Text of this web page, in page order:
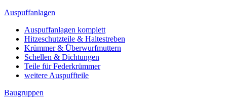
Auspuffanlagen
Auspuffanlagen komplett
Hitzeschutzteile & Haltestreben
Krümmer & Überwurfmuttern
Schellen & Dichtungen
Teile für Federkrümmer
weitere Auspuffteile
Baugruppen